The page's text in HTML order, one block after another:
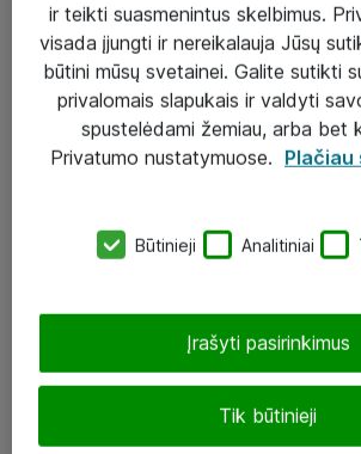
Sprendimai
Įgyvendinti projektai
Atea ekspertų patarimai verslui
eShop@atea.lt
ir teikti suasmenintus skelbimus.
visada įjungti ir nereikalauja Jūsų
būtini mūsų svetainei. Galite sutikti
privalomais slapukais ir valdyti
spustelėdami žemiau, arba bet
Privatumo nustatymuose.
Būtinieji Analitiniai
Tik būtinieji
Įrašyti pasirinkimus